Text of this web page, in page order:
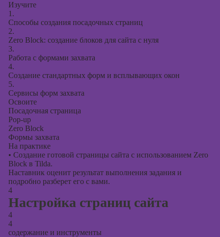
Изучите
1.
Способы создания посадочных страниц
2.
Zero Block: создание блоков для сайта с нуля
3.
Работа с формами захвата
4.
Создание стандартных форм и всплывающих окон
5.
Сервисы форм захвата
Освоите
Посадочная страница
Pop-up
Zero Block
Формы захвата
На практике
• Создание готовой страницы сайта с использованием Zero
Block в Tilda.
Наставник оценит результат выполнения задания и
подробно разберет его с вами.
4
Настройка страниц сайта
4
4
содержание и инструменты